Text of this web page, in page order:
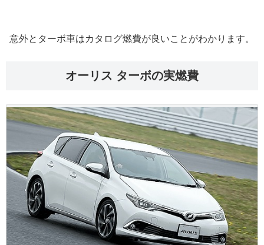
意外とターボ車はカタログ燃費が良いことがわかります。
オーリス ターボの実燃費